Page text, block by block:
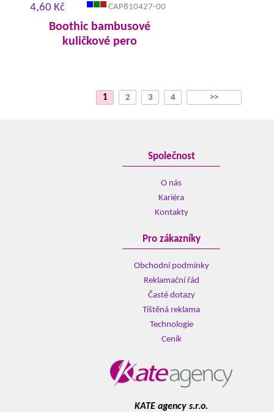
4,60 Kč CAP810427-00
Boothic bambusové
kuličkové pero
1 2 3 4 >>
Společnost
O nás
Kariéra
Kontakty
Pro zákazníky
Obchodní podmínky
Reklamační řád
Časté dotazy
Tištěná reklama
Technologie
Ceník
KATE agency s.r.o.